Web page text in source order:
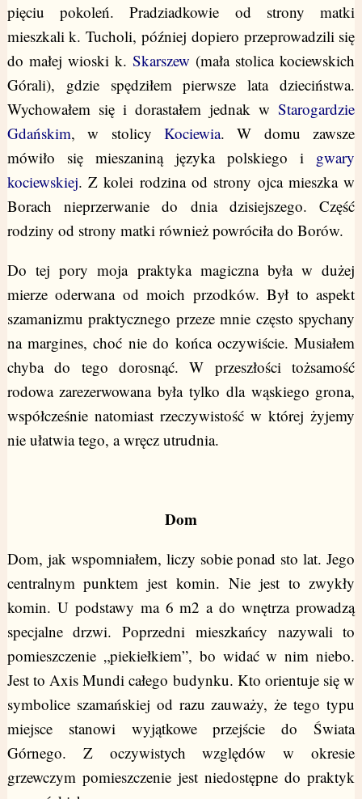
pięciu pokoleń. Pradziadkowie od strony matki
mieszkali k. Tucholi, później dopiero przeprowadzili się
do małej wioski k.Skarszew (mała stolica kociewskich
Górali), gdzie spędziłem pierwsze lata dzieciństwa.
Wychowałem się i dorastałem jednak wStarogardzie
Gdańskim, w stolicy Kociewia. W domu zawsze
mówiło się mieszaniną języka polskiego i gwary
kociewskiej. Z kolei rodzina od strony ojca mieszka w
Borach nieprzerwanie do dnia dzisiejszego. Część
rodziny od strony matki również powróciła do Borów.
Do tej pory moja praktyka magiczna była w dużej
mierze oderwana od moich przodków. Był to aspekt
szamanizmu praktycznego przeze mnie często spychany
na margines, choć nie do końca oczywiście. Musiałem
chyba do tego dorosnąć. W przeszłości tożsamość
rodowa zarezerwowana była tylko dla wąskiego grona,
współcześnie natomiast rzeczywistość w której żyjemy
nie ułatwia tego, a wręcz utrudnia.
Dom
Dom, jak wspomniałem, liczy sobie ponad sto lat. Jego
centralnym punktem jest komin. Nie jest to zwykły
komin. U podstawy ma 6 m2 a do wnętrza prowadzą
specjalne drzwi. Poprzedni mieszkańcy nazywali to
pomieszczenie „piekiełkiem”, bo widać w nim niebo.
Jest to Axis Mundi całego budynku. Kto orientuje się w
symbolice szamańskiej od razu zauważy, że tego typu
miejsce stanowi wyjątkowe przejście do Świata
Górnego. Z oczywistych względów w okresie
grzewczym pomieszczenie jest niedostępne do praktyk